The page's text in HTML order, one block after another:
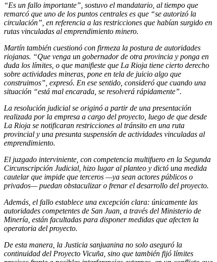
“Es un fallo importante”, sostuvo el mandatario, al tiempo que
remarcó que uno de los puntos centrales es que “se autorizó la
circulación”, en referencia a las restricciones que habían surgido en
rutas vinculadas al emprendimiento minero.
Martín también cuestionó con firmeza la postura de autoridades
riojanas. “Que venga un gobernador de otra provincia y ponga en
duda los límites, o que manifieste que La Rioja tiene cierto derecho
sobre actividades mineras, pone en tela de juicio algo que
construimos”, expresó. En ese sentido, consideró que cuando una
situación “está mal encarada, se resolverá rápidamente”.
La resolución judicial se originó a partir de una presentación
realizada por la empresa a cargo del proyecto, luego de que desde
La Rioja se notificaran restricciones al tránsito en una ruta
provincial y una presunta suspensión de actividades vinculadas al
emprendimiento.
El juzgado interviniente, con competencia multifuero en la Segunda
Circunscripción Judicial, hizo lugar al planteo y dictó una medida
cautelar que impide que terceros —ya sean actores públicos o
privados— puedan obstaculizar o frenar el desarrollo del proyecto.
Además, el fallo establece una excepción clara: únicamente las
autoridades competentes de San Juan, a través del Ministerio de
Minería, están facultadas para disponer medidas que afecten la
operatoria del proyecto.
De esta manera, la Justicia sanjuanina no solo aseguró la
continuidad del Proyecto Vicuña, sino que también fijó límites